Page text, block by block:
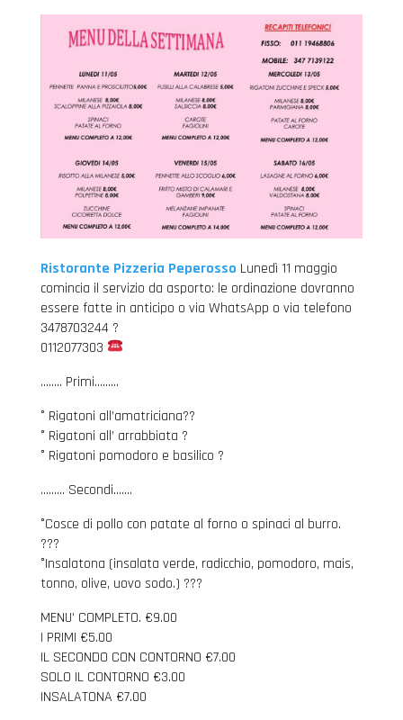
Ristorante Pizzeria Peperosso Lunedì 11 maggio
comincia il servizio da asporto: le ordinazione dovranno
essere fatte in anticipo o via WhatsApp o via telefono
3478703244 ?
0112077303
…….. Primi………
° Rigatoni all’amatriciana??
° Rigatoni all’ arrabbiata ?️
° Rigatoni pomodoro e basilico ?
……… Secondi…….
°Cosce di pollo con patate al forno o spinaci al burro.
???
°Insalatona (insalata verde, radicchio, pomodoro, mais,
tonno, olive, uovo sodo.) ???
MENU’ COMPLETO. €9.00
I PRIMI €5.00
IL SECONDO CON CONTORNO €7.00
SOLO IL CONTORNO €3.00
INSALATONA €7.00